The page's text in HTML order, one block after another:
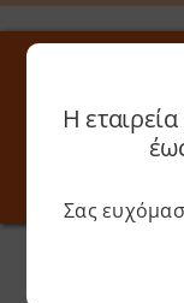
Μετάβαση
στο
Αναζήτηση
Toggle
Η
Σας